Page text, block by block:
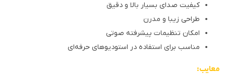
کیفیت صدای بسیار بالا و دقیق
طراحی زیبا و مدرن
امکان تنظیمات پیشرفته صوتی
مناسب برای استفاده در استودیوهای حرفه‌ای
معایب: